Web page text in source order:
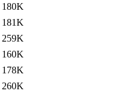
180K
181K
259K
160K
178K
260K